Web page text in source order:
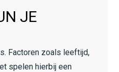
JE
Factoren zoals leeftijd,
spelen hierbij een